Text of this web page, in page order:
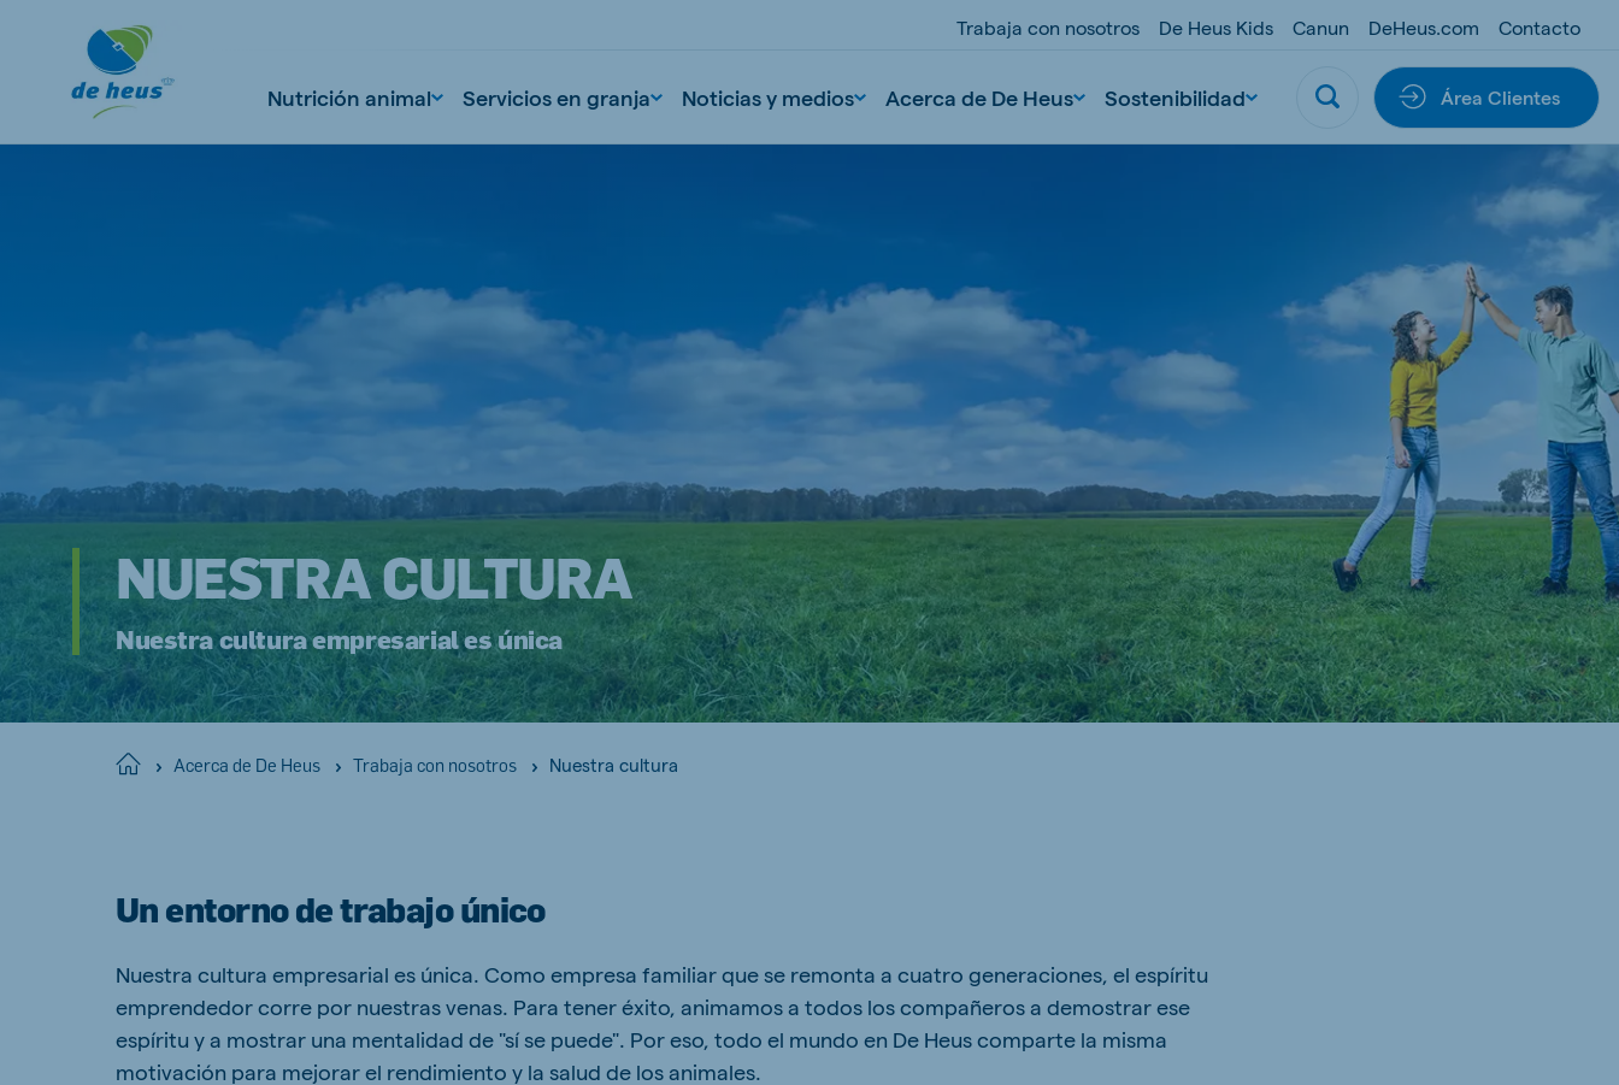
Trabaja con nosotros De Heus Kids Canun DeHeus.com Contacto
Nutrición animal Servicios en granja Noticias y medios Acerca de De Heus Sostenibilidad Área Clientes
NUESTRA CULTURA
Nuestra cultura empresarial es única
Home Acerca de De Heus Trabaja con nosotros Nuestra cultura
Un entorno de trabajo único
Nuestra cultura empresarial es única. Como empresa familiar que se remonta a cuatro generaciones, el espíritu
emprendedor corre por nuestras venas. Para tener éxito, animamos a todos los compañeros a demostrar ese
espíritu y a mostrar una mentalidad de "sí se puede". Por eso, todo el mundo en De Heus comparte la misma
motivación para mejorar el rendimiento y la salud de los animales.
Poland Portugal
Czech Republic Spain
Spanish
Serbia
Serbian
Hungary
Hungarian
Slovakia
Slovak
Vietnamese Burmese
South Africa
Afrikaans
South Africa
English
Ghana (Koudijs)
English
Egypt (Koudijs)
English
Ethiopia (Koudijs)
English